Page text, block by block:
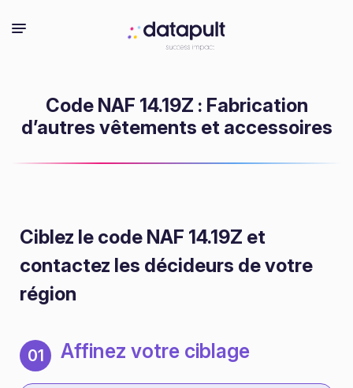
Code NAF 14.19Z : Fabrication
d’autres vêtements et accessoires
Ciblez le code NAF 14.19Z et
contactez les décideurs de votre
région
01 Affinez votre ciblage